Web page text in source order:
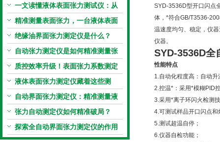
解析
一文读懂液体表面张力测试仪：从
原理到应用全掌握
精准测量表面张力，一台液体表面
张力系数测量仪就够了
绝缘油界面张力测定仪是什么？
自动张力测定仪是如何精准测量张
力的？
质控效率升级！表面张力系数测定
仪真香警告
液体表面张力测定仪藏着这些测
定“小窍门”
自动界面张力测定仪：精准测量液
体界面张力的关键设备
张力自动测定仪如何精准破局？
探索全自动界面张力测定仪的作用
SYD-3536D型开口闪点
体，*符合GB/T3536-
温速度均匀、稳定，仪
仪器。
SYD-3536D全
性能特点
1.自动化程度高：自动
2.控温*：采用*模糊PID
3.采用*离子环闪火检测
4.可测试样品开口闪点和
5.测试超温自停；
6.仪器自检功能；